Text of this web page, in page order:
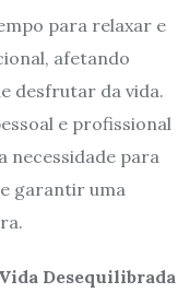
para relaxar e
afetando
desfrutar da vida.
e profissional
necessidade para
garantir uma
Vida Desequilibrada